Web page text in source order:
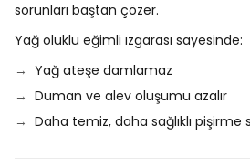
sorunları baştan çözer.
Yağ oluklu eğimli ızgarası sayesinde:
Yağ ateşe damlamaz
Duman ve alev oluşumu azalır
Daha temiz, daha sağlıklı pişirme